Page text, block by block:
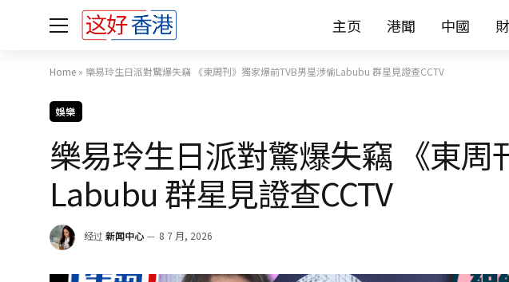
主页 港聞 中國
Home » 樂易玲生日派對驚爆失竊 《東周刊》獨家爆前TVB男星涉偷Labubu 群星見證查CCTV
娛樂
樂易玲生日派對驚爆失竊 《東周
Labubu 群星見證查CCTV
经过 新闻中心 8 7 月, 2026